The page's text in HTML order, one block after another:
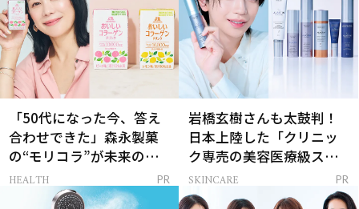
「50代になった今、答え
合わせできた」森永製菓
の“モリコラ”が未来のキ
レイを連れてくる！
HEALTH PR
岩橋玄樹さんも太鼓判！
日本上陸した「クリニッ
ク専売の美容医療級スキ
ンケア」
SKINCARE PR